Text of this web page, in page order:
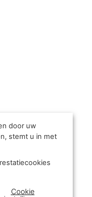
door uw
stemt u in met
Cookie